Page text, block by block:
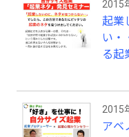
自分でもできそう！」
せんか！？個人や小規
ある「自分サイズ起業
ロからでもビジネスが
2015
起業
い・
る起
2015
アベ